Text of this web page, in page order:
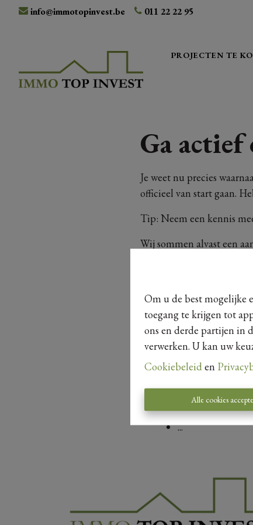
Om u de best mogelijke
toegang te krijgen tot
ons en derde partijen in
verwerken. U kan uw
Cookiebeleid en
Alle cookies
info@immotopinvest.be 011 22 22 95
PROJECTEN TE
Ga
Je weet nu precies
officieel van start gaan.
Tip: Neem een kennis
Wij sommen alvast een
Wat zijn de
Wat is de score
Waar komt de
Is alles vergund
Mag de woning
Zijn er nog
Is er een
Is de elektriciteit
...